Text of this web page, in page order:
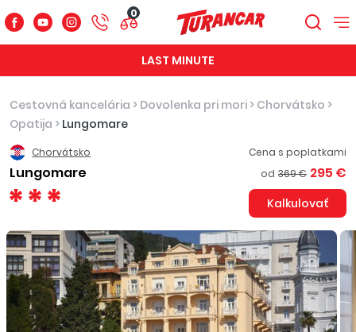
0
LAST MINUTE
Cestovná kancelária > Dovolenka pri mori > Chorvátsko >
Opatija > Lungomare
Chorvátsko
Lungomare
Cena s poplatkami
od 369 € 295 €
Kalkulovať